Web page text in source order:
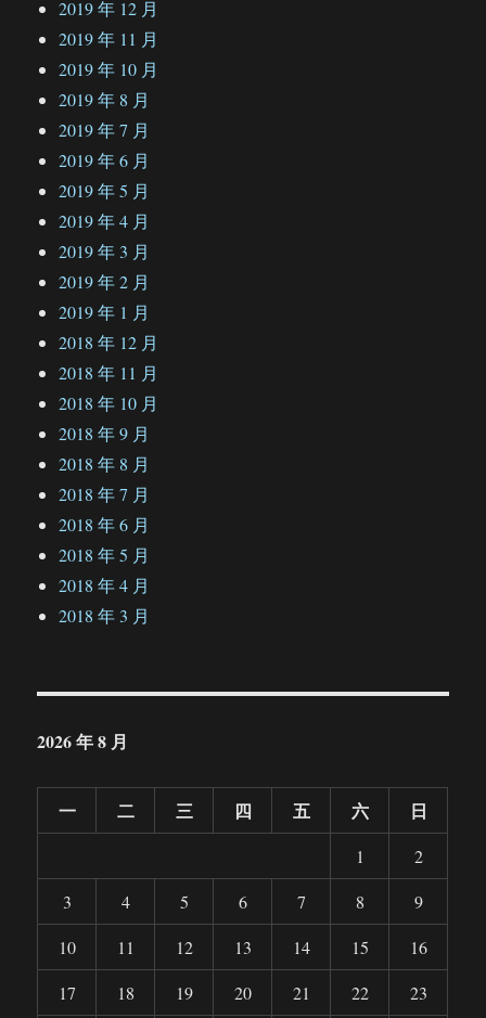
2019 年 12 月
2019 年 11 月
2019 年 10 月
2019 年 8 月
2019 年 7 月
2019 年 6 月
2019 年 5 月
2019 年 4 月
2019 年 3 月
2019 年 2 月
2019 年 1 月
2018 年 12 月
2018 年 11 月
2018 年 10 月
2018 年 9 月
2018 年 8 月
2018 年 7 月
2018 年 6 月
2018 年 5 月
2018 年 4 月
2018 年 3 月
2026 年 8 月
一 二 三 四 五 六 日
1
2
3
4 5 6 7 8
9
10
11 12 13 14 15
16
17
18 19 20 21 22
23